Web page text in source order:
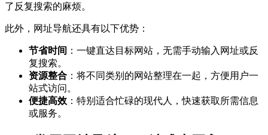
了反复搜索的麻烦。
此外，网址导航还具有以下优势：
节省时间 ：一键直达目标网站，无需手动输入网址或反
复搜索。
资源整合 ：将不同类别的网站整理在一起，方便用户一
站式访问。
便捷高效 ：特别适合忙碌的现代人，快速获取所需信息
或服务。